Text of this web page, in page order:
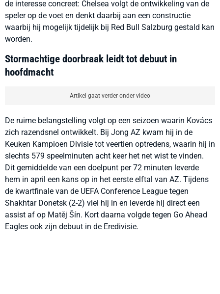
de interesse concreet: Chelsea volgt de ontwikkeling van de
speler op de voet en denkt daarbij aan een constructie
waarbij hij mogelijk tijdelijk bij Red Bull Salzburg gestald kan
worden.
Stormachtige doorbraak leidt tot debuut in
hoofdmacht
Artikel gaat verder onder video
De ruime belangstelling volgt op een seizoen waarin Kovács
zich razendsnel ontwikkelt. Bij Jong AZ kwam hij in de
Keuken Kampioen Divisie tot veertien optredens, waarin hij in
slechts 579 speelminuten acht keer het net wist te vinden.
Dit gemiddelde van een doelpunt per 72 minuten leverde
hem in april een kans op in het eerste elftal van AZ. Tijdens
de kwartfinale van de UEFA Conference League tegen
Shakhtar Donetsk (2-2) viel hij in en leverde hij direct een
assist af op Matěj Šín. Kort daarna volgde tegen Go Ahead
Eagles ook zijn debuut in de Eredivisie.